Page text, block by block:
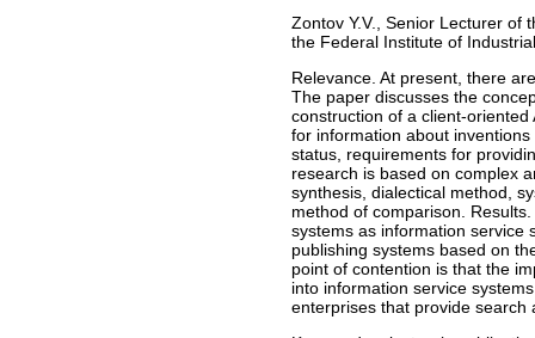
Zontov Y.V., Senior Lecturer of
the Federal Institute of
Relevance. At present, there
The paper discusses the
construction of a client-
for information about
status, requirements for
research is based on complex
synthesis, dialectical method,
method of comparison.
systems as information service
publishing systems based on
point of contention is that the
into information service
enterprises that provide search